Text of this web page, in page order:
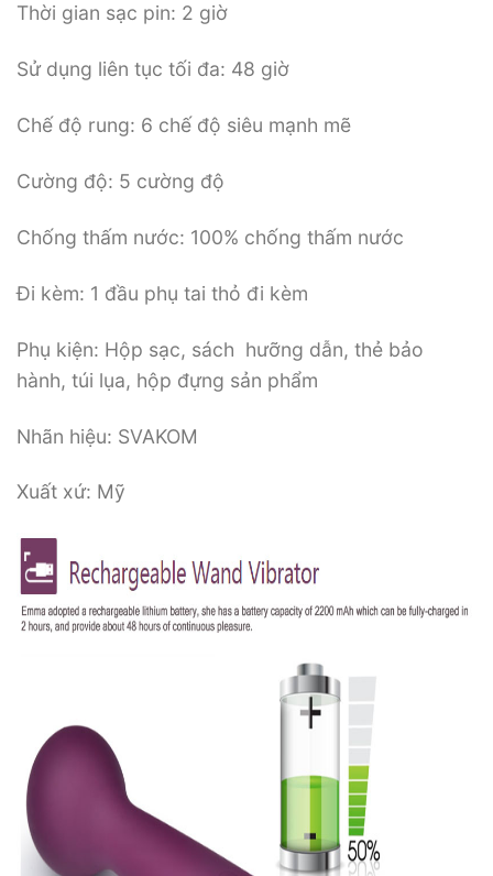
Thời gian sạc pin: 2 giờ
Sử dụng liên tục tối đa: 48 giờ
Chế độ rung: 6 chế độ siêu mạnh mẽ
Cường độ: 5 cường độ
Chống thấm nước: 100% chống thấm nước
Đi kèm: 1 đầu phụ tai thỏ đi kèm
Phụ kiện: Hộp sạc, sách hưỡng dẫn, thẻ bảo
hành, túi lụa, hộp đựng sản phẩm
Nhãn hiệu: SVAKOM
Xuất xứ: Mỹ